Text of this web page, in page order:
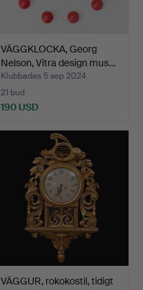
VÄGGKLOCKA, Georg
Nelson, Vitra design mus…
Klubbades 5 sep 2024
21 bud
190 USD
VÄGGUR, rokokostil, tidigt